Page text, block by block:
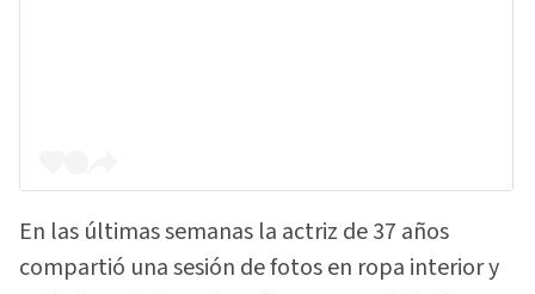
En las últimas semanas la actriz de 37 años
compartió una sesión de fotos en ropa interior y